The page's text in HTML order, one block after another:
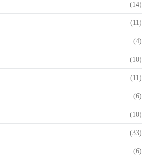
(14)
(11)
(4)
(10)
(11)
(6)
(10)
(33)
(6)